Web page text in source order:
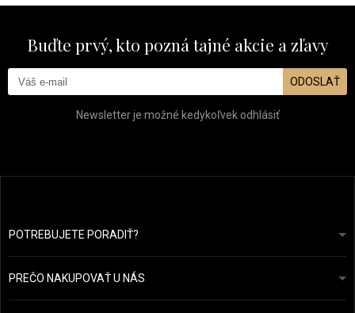
Buďte prvý, kto pozná tajné akcie a zľavy
ODOSLAŤ
Newsletter je možné kedykoľvek odhlásiť
POTREBUJETE PORADIŤ?info@prozdravevlasy.cz
Odpovieme do 24 hodín.
PREČO NAKUPOVAŤ U NÁS
Obchodní podmínky
Ochrana osobních údajů
Přehled plateb a dopravy
Náš příběh